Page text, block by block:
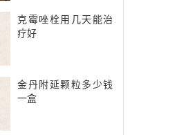
克霉唑栓用几天能治
疗好
金丹附延颗粒多少钱
一盒